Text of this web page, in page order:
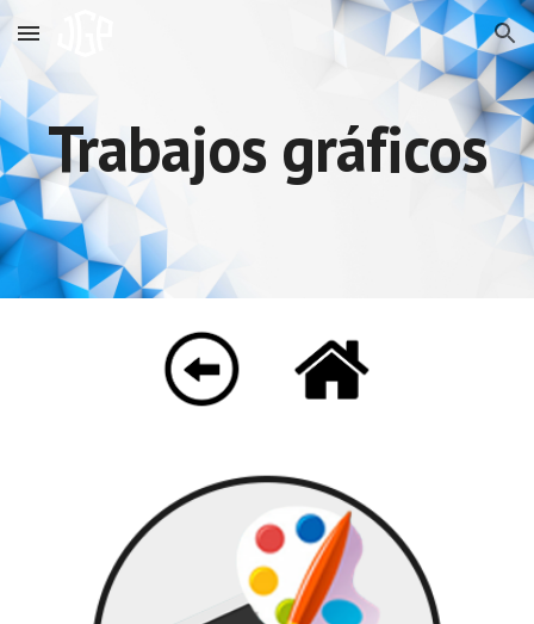
Skip to main content Skip to navigation
Trabajos gráficos